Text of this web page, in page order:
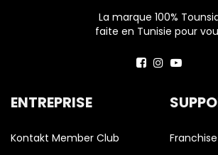
La marque 100%
faite en Tunisie pour
ENTREPRISE
Kontakt Member Club Franchise